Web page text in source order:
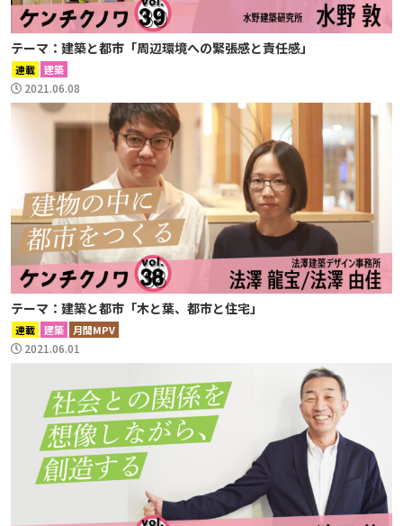
テーマ：建築と都市「周辺環境への緊張感と責任感」
連載 建築
2021.06.08
テーマ：建築と都市「木と葉、都市と住宅」
連載 建築 月間MPV
2021.06.01